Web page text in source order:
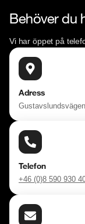
Behöver du
Vi har öppet på
Adress
Telefon
+46 (0)8 590 930